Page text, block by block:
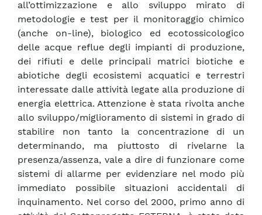
all’ottimizzazione e allo sviluppo mirato di
metodologie e test per il monitoraggio chimico
(anche on-line), biologico ed ecotossicologico
delle acque reflue degli impianti di produzione,
dei rifiuti e delle principali matrici biotiche e
abiotiche degli ecosistemi acquatici e terrestri
interessate dalle attività legate alla produzione di
energia elettrica. Attenzione è stata rivolta anche
allo sviluppo/miglioramento di sistemi in grado di
stabilire non tanto la concentrazione di un
determinando, ma piuttosto di rivelarne la
presenza/assenza, vale a dire di funzionare come
sistemi di allarme per evidenziare nel modo più
immediato possibile situazioni accidentali di
inquinamento. Nel corso del 2000, primo anno di